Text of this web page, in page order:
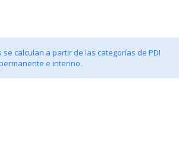
calculan a partir de las categorías de PDI
e interino.